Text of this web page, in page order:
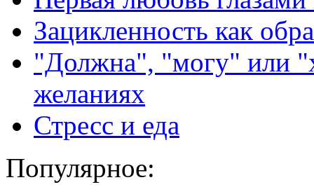
Зацикленность как
"Должна", "могу" или
желаниях
Стресс и еда
Популярное: